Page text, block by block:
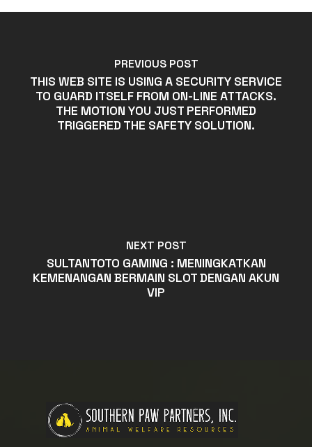
PREVIOUS POST
THIS WEB SITE IS USING A SECURITY SERVICE
TO GUARD ITSELF FROM ON-LINE ATTACKS.
THE MOTION YOU JUST PERFORMED
TRIGGERED THE SAFETY SOLUTION.
NEXT POST
SULTANTOTO GAMING : MENINGKATKAN
KEMENANGAN BERMAIN SLOT DENGAN AKUN
VIP